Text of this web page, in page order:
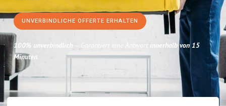
UNVERBINDLICHE OFFERTE ERHALTEN
100% unverbindlich – Garantiert eine Antwort innerhalb von 15
Minuten.